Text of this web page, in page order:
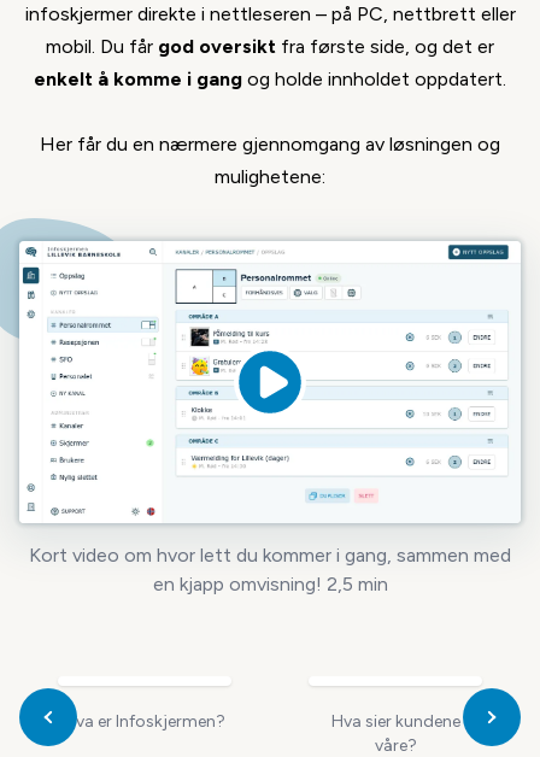
infoskjermer direkte i nettleseren – på PC, nettbrett eller
mobil. Du får god oversikt fra første side, og det er
enkelt å komme i gang og holde innholdet oppdatert.
Her får du en nærmere gjennomgang av løsningen og
mulighetene:
Kort video om hvor lett du kommer i gang, sammen med
en kjapp omvisning! 2,5 min
Hva er Infoskjermen?
Hva sier kundene
våre?